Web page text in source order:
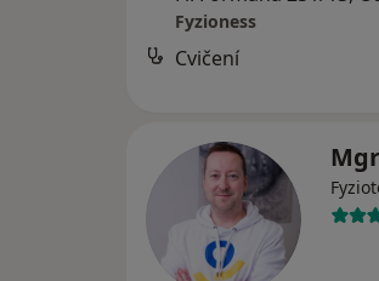
Fyzioness
Cvičení